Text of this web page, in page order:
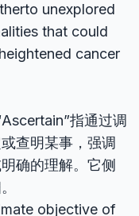
unexplored
that could
cancer
指通过调
查明某事，强调
确的理解。它侧
objective of